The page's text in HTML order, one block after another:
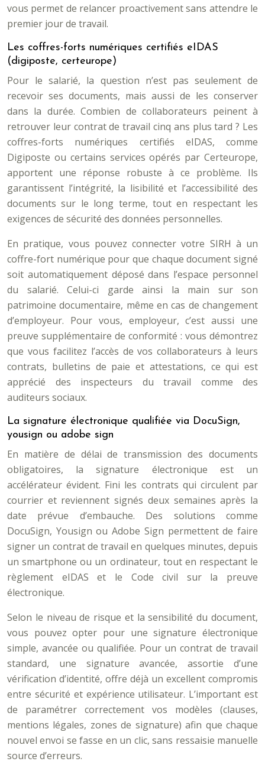
vous permet de relancer proactivement sans attendre le
premier jour de travail.
Les coffres-forts numériques certifiés eIDAS
(digiposte, certeurope)
Pour le salarié, la question n’est pas seulement de
recevoir ses documents, mais aussi de les conserver
dans la durée. Combien de collaborateurs peinent à
retrouver leur contrat de travail cinq ans plus tard ? Les
coffres-forts numériques certifiés eIDAS, comme
Digiposte ou certains services opérés par Certeurope,
apportent une réponse robuste à ce problème. Ils
garantissent l’intégrité, la lisibilité et l’accessibilité des
documents sur le long terme, tout en respectant les
exigences de sécurité des données personnelles.
En pratique, vous pouvez connecter votre SIRH à un
coffre-fort numérique pour que chaque document signé
soit automatiquement déposé dans l’espace personnel
du salarié. Celui-ci garde ainsi la main sur son
patrimoine documentaire, même en cas de changement
d’employeur. Pour vous, employeur, c’est aussi une
preuve supplémentaire de conformité : vous démontrez
que vous facilitez l’accès de vos collaborateurs à leurs
contrats, bulletins de paie et attestations, ce qui est
apprécié des inspecteurs du travail comme des
auditeurs sociaux.
La signature électronique qualifiée via DocuSign,
yousign ou adobe sign
En matière de délai de transmission des documents
obligatoires, la signature électronique est un
accélérateur évident. Fini les contrats qui circulent par
courrier et reviennent signés deux semaines après la
date prévue d’embauche. Des solutions comme
DocuSign, Yousign ou Adobe Sign permettent de faire
signer un contrat de travail en quelques minutes, depuis
un smartphone ou un ordinateur, tout en respectant le
règlement eIDAS et le Code civil sur la preuve
électronique.
Selon le niveau de risque et la sensibilité du document,
vous pouvez opter pour une signature électronique
simple, avancée ou qualifiée. Pour un contrat de travail
standard, une signature avancée, assortie d’une
vérification d’identité, offre déjà un excellent compromis
entre sécurité et expérience utilisateur. L’important est
de paramétrer correctement vos modèles (clauses,
mentions légales, zones de signature) afin que chaque
nouvel envoi se fasse en un clic, sans ressaisie manuelle
source d’erreurs.